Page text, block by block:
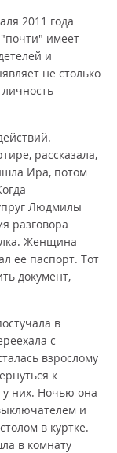
2011 года
имеет
и
не столько
личность
рассказала,
Ира, потом
Людмилы
разговора
Женщина
ее паспорт. Тот
документ,
в
с
взрослому
к
у них. Ночью она
и
в куртке.
в комнату